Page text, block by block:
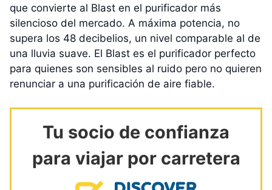
que convierte al Blast en el purificador más
silencioso del mercado. A máxima potencia, no
supera los 48 decibelios, un nivel comparable al de
una lluvia suave. El Blast es el purificador perfecto
para quienes son sensibles al ruido pero no quieren
renunciar a una purificación de aire fiable.
Tu socio de confianza
para viajar por carretera